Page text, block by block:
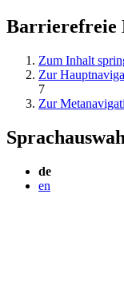
Barrierefreie
Zum Inhalt
Zur
7
Zur
de
en